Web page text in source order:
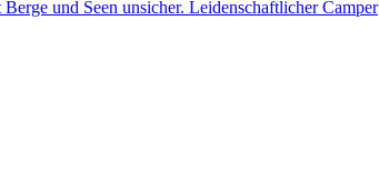
und Seen unsicher. Leidenschaftlicher Camper